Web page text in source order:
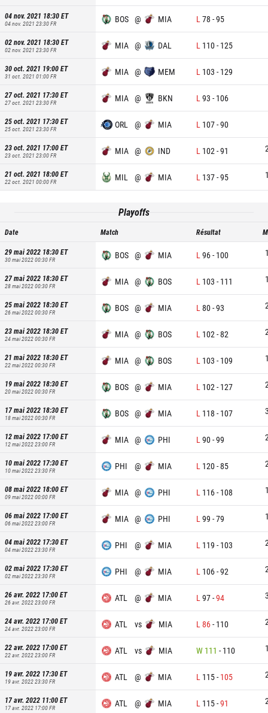
04 nov. 2021 18:30ET
04 nov. 2021 23:30FR BOS @ MIA L 78 -95
02 nov. 2021 18:30ET
02 nov. 2021 23:30FR MIA @ DAL L 110- 125
30 oct. 2021 19:00ET
31 oct. 2021 01:00FR MIA @ MEM L 103 - 129
27 oct. 2021 17:30ET
27 oct. 2021 23:30FR MIA @ BKN L 93 - 106
25 oct. 2021 17:30ET
25 oct. 2021 23:30FR ORL @ MIA L 107-90
23 oct. 2021 17:00ET
23 oct. 2021 23:00FR MIA @ IND L 102 -91
21 oct. 2021 18:00ET
22 oct. 2021 00:00FR MIL @ MIA L 137-95
Playoffs
Date Match Résultat
29 mai 2022 18:30ET
30 mai 2022 00:30FR BOS @ MIA L 96- 100
27 mai 2022 18:30ET
28 mai 2022 00:30FR MIA @ BOS L 103 - 111
25 mai 2022 18:30ET
26 mai 2022 00:30FR BOS @ MIA L 80-93
23 mai 2022 18:30ET
24 mai 2022 00:30FR MIA @ BOS L 102 -82
21 mai 2022 18:30ET
22 mai 2022 00:30FR MIA @ BOS L 103 - 109
19 mai 2022 18:30ET
20 mai 2022 00:30FR BOS @ MIA L 102 - 127
17 mai 2022 18:30ET
18 mai 2022 00:30FR BOS @ MIA L 118 - 107
12 mai 2022 17:00ET
12 mai 2022 23:00FR MIA @ PHI L 90-99
10 mai 2022 17:30ET
10 mai 2022 23:30FR PHI @ MIA L 120-85
08 mai 2022 18:00ET
09 mai 2022 00:00FR MIA @ PHI L 116- 108
06 mai 2022 17:00ET
06 mai 2022 23:00FR MIA @ PHI L 99 -79
04 mai 2022 17:30ET
04 mai 2022 23:30FR PHI @ MIA L 119 - 103
02 mai 2022 17:30ET
02 mai 2022 23:30FR PHI @ MIA L 106-92
26 avr. 2022 17:00ET
26 avr. 2022 23:00FR ATL @ MIA L 97-94
24 avr. 2022 17:00ET
24 avr. 2022 23:00FR ATL vs MIA L 86- 110
22 avr. 2022 17:00ET
22 avr. 2022 23:00FR ATL vs MIA W 111 - 110
19 avr. 2022 17:30ET
19 avr. 2022 23:30FR ATL @ MIA L 115- 105
17 avr. 2022 11:00ET
17 avr. 2022 17:00FR ATL @ MIA L 115-91